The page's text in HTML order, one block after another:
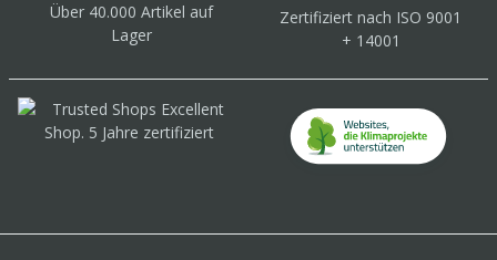
Über 40.000 Artikel auf
Lager
Zertifiziert nach ISO 9001
+ 14001